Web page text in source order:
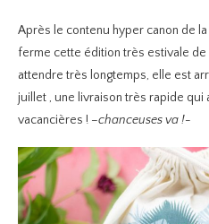
Après le contenu hyper canon de la
ferme cette édition très estivale de
attendre très longtemps, elle est
juillet , une livraison très rapide qui
vacancières ! –chanceuses va !-